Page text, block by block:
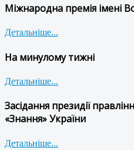
Міжнародна премія імені
Детальніше...
На минулому тижні
Детальніше...
Засідання президії
«Знання» України
Детальніше...